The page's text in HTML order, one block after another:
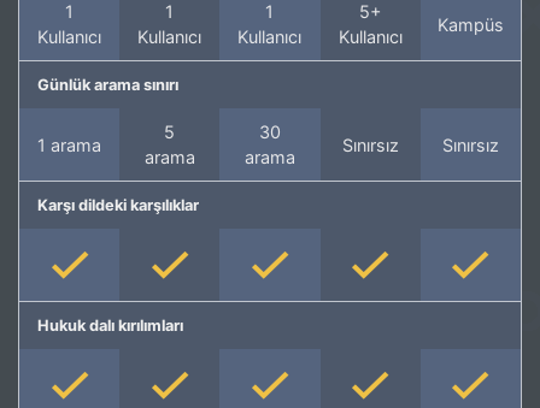
1
Kullanıcı
1
Kullanıcı
1
Kullanıcı
5+
Kullanıcı
Kampüs
Günlük arama sınırı
1 arama
5
arama
30
arama
Sınırsız Sınırsız
Karşı dildeki karşılıklar
Hukuk dalı kırılımları